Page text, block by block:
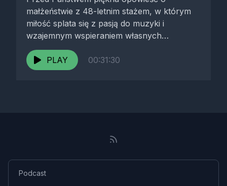
małżeństwie z 48-letnim stażem, w którym
miłość splata się z pasją do muzyki i
wzajemnym wspieraniem własnych
zainteresowań. Pani...
PLAY
00:31:30
Podcast